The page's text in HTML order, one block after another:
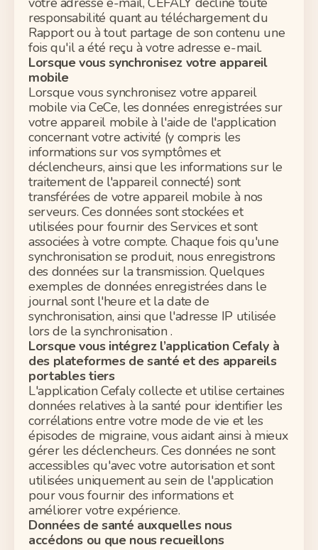
responsabilité quant au téléchargement du
Rapport ou à tout partage de son contenu une
fois qu'il a été reçu à votre adresse e-mail.
Lorsque vous synchronisez votre appareil
mobile
Lorsque voussynchronisez votre appareil
mobile via CeCe, les données enregistrées sur
votre appareil mobile à l'aide de l'application
concernant votre activité (y compris les
informations sur vos symptômes et
déclencheurs, ainsi que les informations sur le
traitement de l'appareil connecté) sont
transférées de votre appareil mobile à nos
serveurs. Ces données sont stockées et
utilisées pour fournir des Services et sont
associées à votre compte. Chaque fois qu'une
synchronisation se produit, nous enregistrons
des données sur la transmission. Quelques
exemples de données enregistrées dans le
journal sont l'heure et la date de
synchronisation, ainsi que l'adresse IP utilisée
lors de lasynchronisation.
Lorsque vous intégrez l’application Cefaly à
des plateformes de santé et des appareils
portables tiers
L'application Cefaly collecte et utilise certaines
données relatives à la santé pour identifier les
corrélations entre votre mode de vie et les
épisodes de migraine, vous aidant ainsi à mieux
gérer les déclencheurs. Ces données ne sont
accessibles qu'avec votre autorisation et sont
utilisées uniquement au sein de l'application
pour vous fournir des informations et
améliorer votre expérience.
Données de santé auxquelles nous
accédons ou que nous recueillons